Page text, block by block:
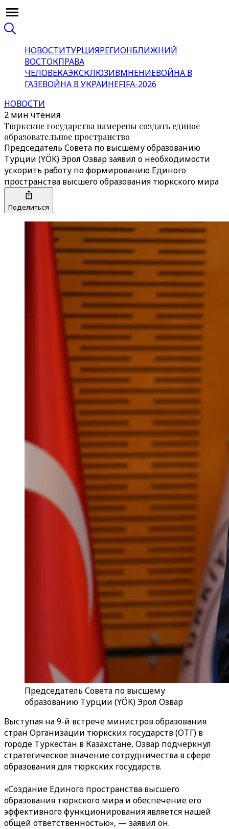
НОВОСТИТУРЦИЯРЕГИОНБЛИЖНИЙ
ВОСТОКПРАВА
ЧЕЛОВЕКАЭКСКЛЮЗИВМНЕНИЕВОЙНА В
ГАЗЕВОЙНА В УКРАИНЕFIFA-2026
НОВОСТИ
2 мин чтения
Тюркские государства намерены создать единое
образовательное пространство
Председатель Совета по высшему образованию
Турции (YÖK) Эрол Озвар заявил о необходимости
ускорить работу по формированию Единого
пространства высшего образования тюркского мира
Поделиться
Председатель Совета по высшему
образованию Турции (YÖK) Эрол Озвар
Выступая на 9-й встрече министров образования
стран Организации тюркских государств (ОТГ) в
городе Туркестан в Казахстане, Озвар подчеркнул
стратегическое значение сотрудничества в сфере
образования для тюркских государств.
«Создание Единого пространства высшего
образования тюркского мира и обеспечение его
эффективного функционирования является нашей
общей ответственностью», — заявил он.